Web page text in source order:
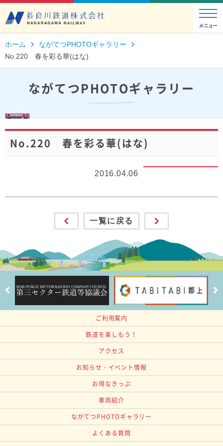
ホーム
ながてつPHOTOギャラリー
No.220 春を彩る華(はな)
ながてつPHOTOギャラリー
No.220 春を彩る華(はな)
2016.04.06
一覧に戻る
ご利用案内
鉄道を楽しもう！
アクセス
お知らせ・イベント情報
お得なきっぷ
車両紹介
ながてつPHOTOギャラリー
よくある質問